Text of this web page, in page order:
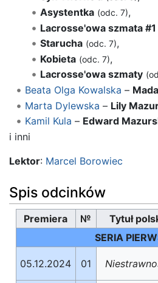
Asystentka (odc. 7),
Lacrosse'owa szmata #1
Starucha (odc. 7),
Kobieta (odc. 7),
Lacrosse'owa szmaty
Beata Olga Kowalska –
Marta Dylewska – Lily
Kamil Kula – Edward
i inni
Lektor: Marcel Borowiec
Spis odcinków
Premiera № Tytuł
SERIA
05.12.2024 01